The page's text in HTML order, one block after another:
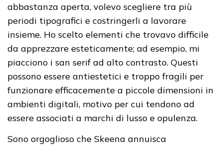
abbastanza aperta, volevo scegliere tra più
periodi tipografici e costringerli a lavorare
insieme. Ho scelto elementi che trovavo difficile
da apprezzare esteticamente; ad esempio, mi
piacciono i san serif ad alto contrasto. Questi
possono essere antiestetici e troppo fragili per
funzionare efficacemente a piccole dimensioni in
ambienti digitali, motivo per cui tendono ad
essere associati a marchi di lusso e opulenza.
Sono orgoglioso che Skeena annuisca